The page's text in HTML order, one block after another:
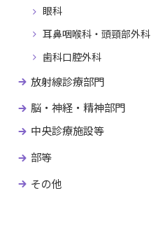
眼科
耳鼻咽喉科・頭頸部外科
歯科口腔外科
放射線診療部門
脳・神経・精神部門
中央診療施設等
部等
その他